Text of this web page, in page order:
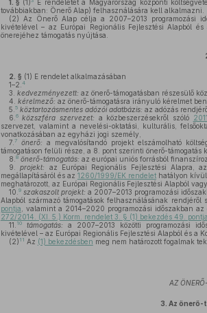
1. § (1)
E rendeletet a Magyarország központi
továbbiakban: Önerő Alap) felhasználására kell alkalmazni.
(2) Az Önerő Alap célja a 2007–2013 programozási
kivételével – az Európai Regionális Fejlesztési Alapból
önerejéhez támogatás nyújtása.
2. § (1) E rendelet alkalmazásában
1–2. 4
3. kedvezményezett: az önerő-támogatásban részesülő
4. kérelmező: az önerő-támogatásra irányuló kérelmet
5. 5 köztartozásmentes adózói adatbázis: az adózás
6. 6 közszféra szervezet: a közbeszerzésekről szóló
szervezet, valamint a nevelési-oktatási, kulturális,
vonatkozásában az egyházi jogi személy,
7. 7 önerő: a megvalósítandó projekt elszámolható
támogatáson felüli része, a 8. pont szerinti önerő-támogatás
8. 8 önerő-támogatás: az európai uniós forrásból
9.
projekt: az Európai Regionális Fejlesztési Alapra,
megállapításáról és az 1260/1999/EK rendelethatályon kívül
meghatározott, az Európai Regionális Fejlesztési Alapból
10. 9 szakaszolt projekt: a 2007–2013 programozási
Alapból származó támogatások felhasználásának rendjéről
pontja , valamint a 2014–2020 programozási időszakban
272/2014. (XI. 5.) Korm. rendelet 3. § (1) bekezdés 49. pontja
11. 10 támogatás: a 2007–2013 közötti programozási
kivételével – az Európai Regionális Fejlesztési Alapból és a
(2) 11 Az (1) bekezdésben meg nem határozott fogalmak
AZ
3. Az önerő-